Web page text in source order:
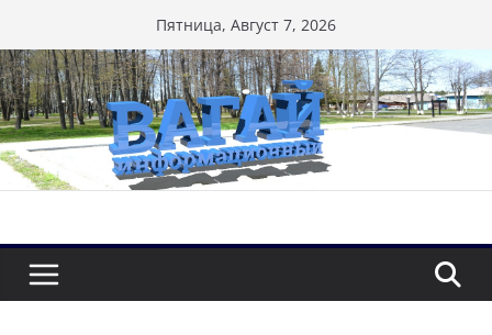
к
содержимому
Пятница, Август 7, 2026